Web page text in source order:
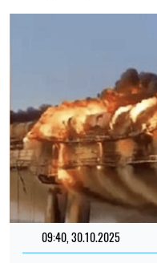
09:40, 30.10.2025